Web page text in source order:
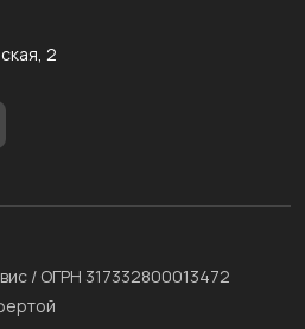
2
/ ОГРН 317332800013472